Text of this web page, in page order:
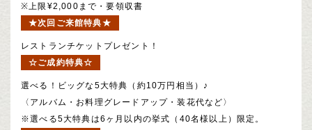
※上限¥2,000まで・要領収書
★次回ご来館特典★
レストランチケットプレゼント！
☆ご成約特典☆
選べる！ビッグな5大特典（約10万円相当）♪
〈アルバム・お料理グレードアップ・装花代など〉
※選べる5大特典は6ヶ月以内の挙式（40名様以上）限定。